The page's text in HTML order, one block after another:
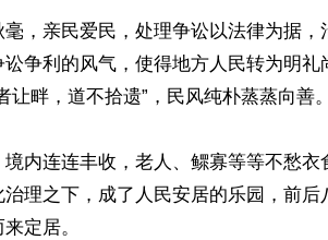
，亲民爱民，处理争讼以法律为据，
争利的风气，使得地方人民转为明礼
畔，道不拾遗”，民风纯朴蒸蒸向善。
内连连丰收，老人、鳏寡等等不愁衣
理之下，成了人民安居的乐园，前后
定居。